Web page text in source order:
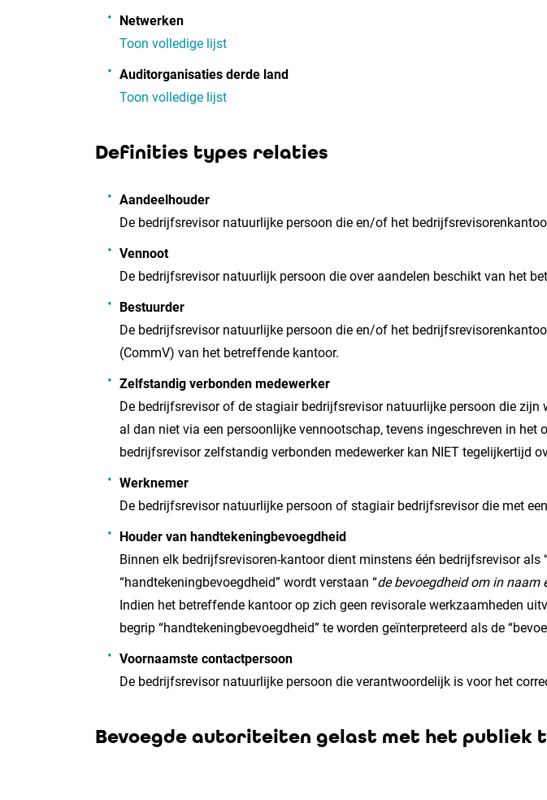
Netwerken
Toon volledige lijst
Auditorganisaties derde land
Toon volledige lijst
Definities types relaties
Aandeelhouder
De bedrijfsrevisor natuurlijke persoon die en/of het
Vennoot
De bedrijfsrevisor natuurlijk persoon die over aandelen beschikt van het
Bestuurder
De bedrijfsrevisor natuurlijke persoon die en/of het
(CommV) van het betreffende kantoor.
Zelfstandig verbonden medewerker
De bedrijfsrevisor of de stagiair bedrijfsrevisor natuurlijke persoon die
al dan niet via een persoonlijke vennootschap, tevens ingeschreven in
bedrijfsrevisor zelfstandig verbonden medewerker kan NIET tegelijkertijd
Werknemer
De bedrijfsrevisor natuurlijke persoon of stagiair bedrijfsrevisor die met
Houder van handtekeningbevoegdheid
Binnen elk bedrijfsrevisoren-kantoor dient minstens één bedrijfsrevisor
“handtekeningbevoegdheid” wordt verstaan “de bevoegdheid om in naam
Indien het betreffende kantoor op zich geen revisorale werkzaamheden
begrip “handtekeningbevoegdheid” te worden geïnterpreteerd als de
Voornaamste contactpersoon
De bedrijfsrevisor natuurlijke persoon die verantwoordelijk is voor het
Bevoegde autoriteiten gelast met het publiek